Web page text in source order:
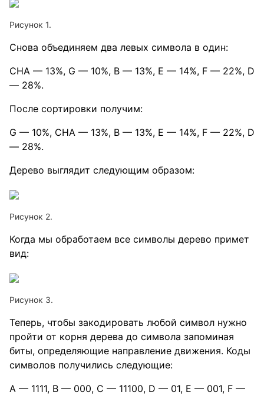
Рисунок 1.
Снова объединяем два левых символа в один:
CHA — 13%, G — 10%, B — 13%, E — 14%, F — 22%, D
— 28%.
После сортировки получим:
G — 10%, CHA — 13%, B — 13%, E — 14%, F — 22%, D
— 28%.
Дерево выглядит следующим образом:
Рисунок 2.
Когда мы обработаем все символы дерево примет
вид:
Рисунок 3.
Теперь, чтобы закодировать любой символ нужно
пройти от корня дерева до символа запоминая
биты, определяющие направление движения. Коды
символов получились следующие:
A — 1111, B — 000, C — 11100, D — 01, E — 001, F —